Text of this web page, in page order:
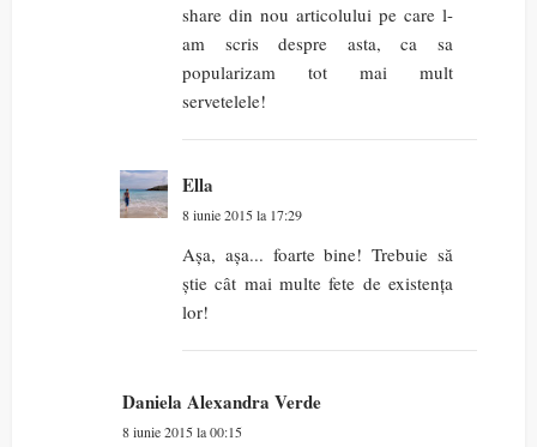
share din nou articolului pe care l-
am scris despre asta, ca sa
popularizam tot mai mult
servetelele!
Ella
8 iunie 2015 la 17:29
Așa, așa... foarte bine! Trebuie să
știe cât mai multe fete de existența
lor!
Daniela Alexandra Verde
8 iunie 2015 la 00:15